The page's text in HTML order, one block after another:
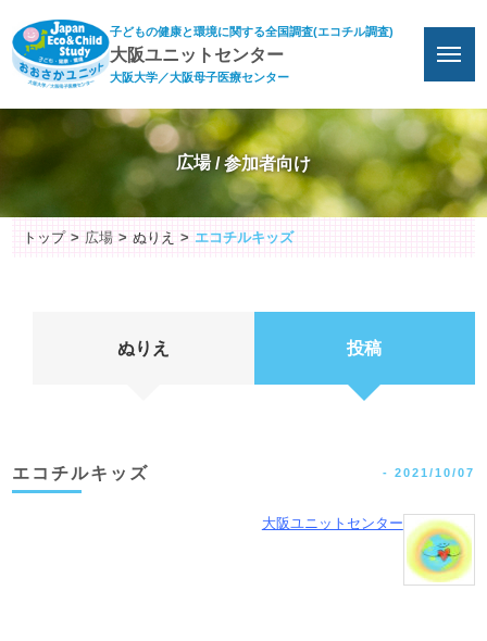
子どもの健康と環境に関する全国調査(エコチル調査)
大阪ユニットセンター
大阪大学／大阪母子医療センター
広場
トップ 広場 ぬりえ エコチルキッズ
ぬりえ 投稿
エコチルキッズ - 2021/10/07
大阪ユニットセンター